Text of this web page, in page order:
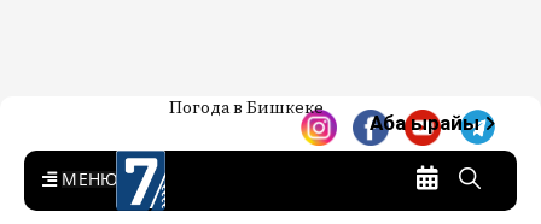
7-канал. Жаңылыктар —
Кыргызстан
Жаңылыктар — Кыргызстан
Погода в Бишкеке
Аба ырайы
MENU